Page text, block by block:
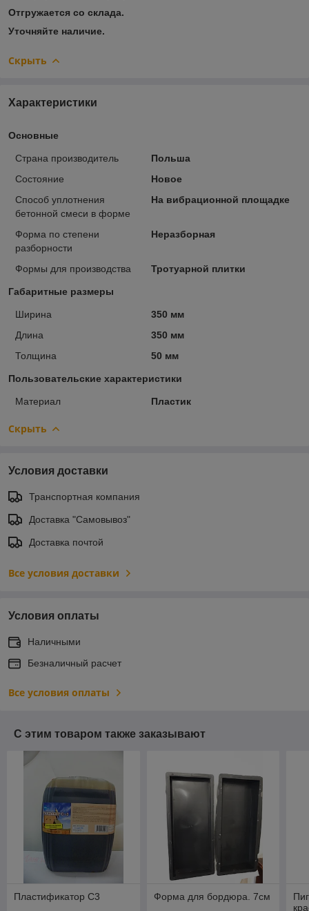
Отгружается со склада.
Уточняйте наличие.
Скрыть
Характеристики
Основные
Страна производитель
Польша
Состояние
Новое
Способ уплотнения
бетонной смеси в форме
На вибрационной площадке
Форма по степени
разборности
Неразборная
Формы для производства Тротуарной плитки
Габаритные размеры
Ширина
350 мм
Длина
350 мм
Толщина
50 мм
Пользовательские характеристики
Материал Пластик
Скрыть
Условия доставки
Транспортная компания
Доставка "Самовывоз"
Доставка почтой
Все условия доставки
Условия оплаты
Наличными
Безналичный расчет
Все условия оплаты
С этим товаром также заказывают
Пластификатор С3 Форма для бордюра. 7см